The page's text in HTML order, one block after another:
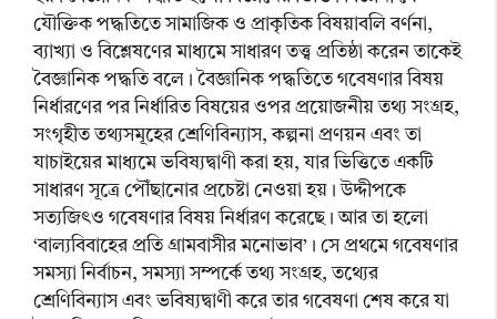
যৌক্তিক পদ্ধতিতে সামাজিক ও প্রাকৃতিক বিষয়াবলি বর্ণনা,
ব্যাখ্যা ও বিশ্লেষণের মাধ্যমে সাধারণ তত্ত্ব প্রতিষ্ঠা করেন তাকেই
বৈজ্ঞানিক পদ্ধতি বলে। বৈজ্ঞানিক পদ্ধতিতে গবেষণার বিষয়
নির্ধারণের পর নির্ধারিত বিষয়ের ওপর প্রয়োজনীয় তথ্য সংগ্রহ,
সংগৃহীত তথ্যসমূহের শ্রেণিবিন্যাস, কল্পনা প্রণয়ন এবং তা
যাচাইয়ের মাধ্যমে ভবিষ্যদ্বাণী করা হয়, যার ভিত্তিতে একটি
সাধারণ সূত্রে পৌঁছানোর প্রচেষ্টা নেওয়া হয়। উদ্দীপকে
সত্যজিৎও গবেষণার বিষয় নির্ধারণ করেছে। আর তা হলো
‘বাল্যবিবাহের প্রতি গ্রামবাসীর মনোভাব’। সে প্রথমে গবেষণার
সমস্যা নির্বাচন, সমস্যা সম্পর্কে তথ্য সংগ্রহ, তথ্যের
শ্রেণিবিন্যাস এবং ভবিষ্যদ্বাণী করে তার গবেষণা শেষ করে যা